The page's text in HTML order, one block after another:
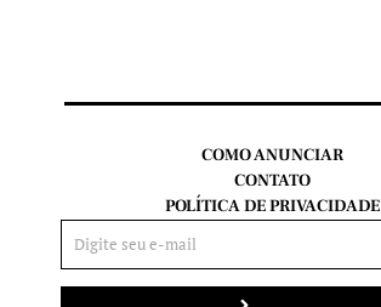
COMO ANUNCIAR
CONTATO
POLÍTICA DE PRIVACIDADE